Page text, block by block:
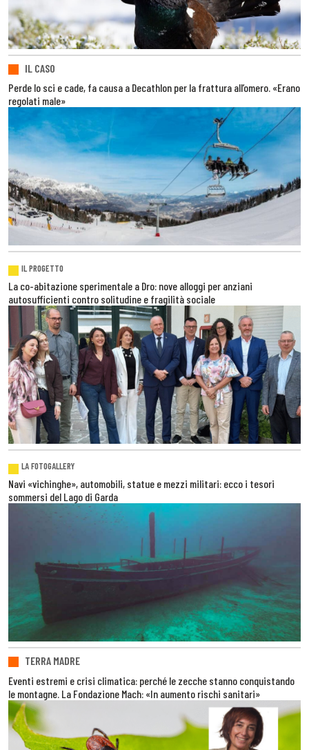
IL CASO
Perde lo sci e cade, fa causa a Decathlon per la frattura all’omero. «Erano
regolati male»
IL PROGETTO
La co-abitazione sperimentale a Dro: nove alloggi per anziani
autosufficienti contro solitudine e fragilità sociale
LA FOTOGALLERY
Navi «vichinghe», automobili, statue e mezzi militari: ecco i tesori
sommersi del Lago di Garda
TERRA MADRE
Eventi estremi e crisi climatica: perché le zecche stanno conquistando
le montagne. La Fondazione Mach: «In aumento rischi sanitari»